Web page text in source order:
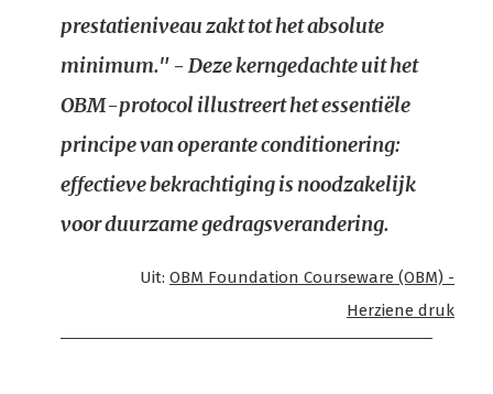
prestatieniveau zakt tot het absolute
minimum." - Deze kerngedachte uit het
OBM-protocol illustreert het essentiële
principe van operante conditionering:
effectieve bekrachtiging is noodzakelijk
voor duurzame gedragsverandering.
Uit: OBM Foundation Courseware (OBM) -
Herziene druk